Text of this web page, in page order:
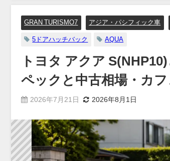
GRAN TURISMO7 アジア・パシフィック車
5ドアハッチバック AQUA
トヨタ アクア
ペックと中古相場・カ
2026年7月21日 2026年8月1日